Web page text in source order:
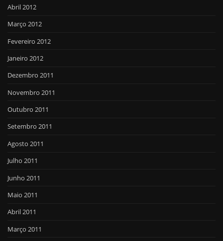
Abril 2012
Março 2012
Fevereiro 2012
Janeiro 2012
Dezembro 2011
Novembro 2011
Outubro 2011
Setembro 2011
Agosto 2011
Julho 2011
Junho 2011
Maio 2011
Abril 2011
Março 2011